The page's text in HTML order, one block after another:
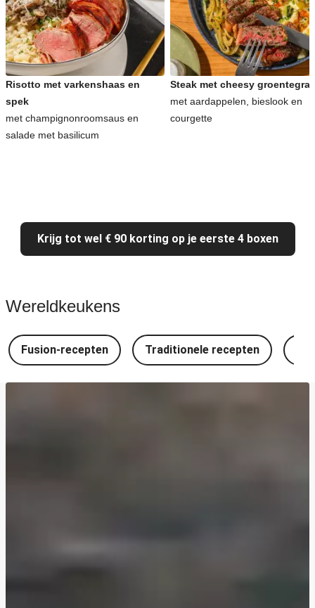
Risotto met varkenshaas en
spek
met champignonroomsaus en
salade met basilicum
Steak met cheesy
met aardappelen, bieslook en
courgette
Krijg tot wel € 90 korting op je eerste 4 boxen
Wereldkeukens
Fusion-recepten Traditionele recepten